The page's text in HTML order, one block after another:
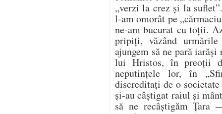
„verzi la crez și la
l-am omorât pe
ne-am bucurat cu toții.
pripiți, văzând
ajungem să ne pară
lui Hristos, în preoții
neputințele lor, în
discreditați de o
și-au câștigat raiul și
să ne recâștigăm